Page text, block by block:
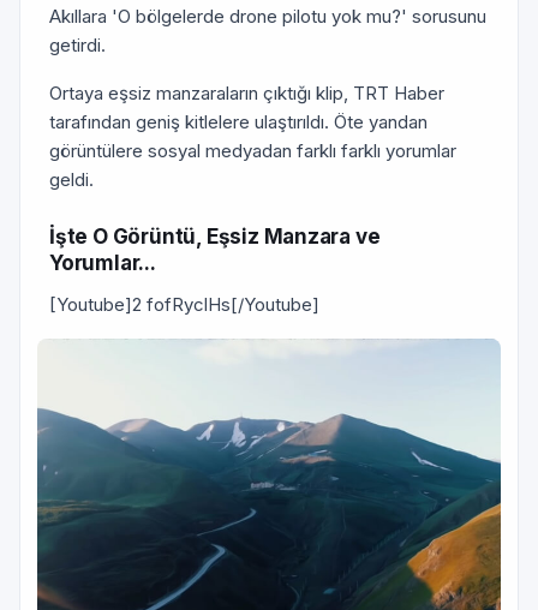
Akıllara 'O bölgelerde drone pilotu yok mu?' sorusunu
getirdi.
Ortaya eşsiz manzaraların çıktığı klip, TRT Haber
tarafından geniş kitlelere ulaştırıldı. Öte yandan
görüntülere sosyal medyadan farklı farklı yorumlar
geldi.
İşte O Görüntü, Eşsiz Manzara ve
Yorumlar...
[Youtube]2 fofRyclHs[/Youtube]